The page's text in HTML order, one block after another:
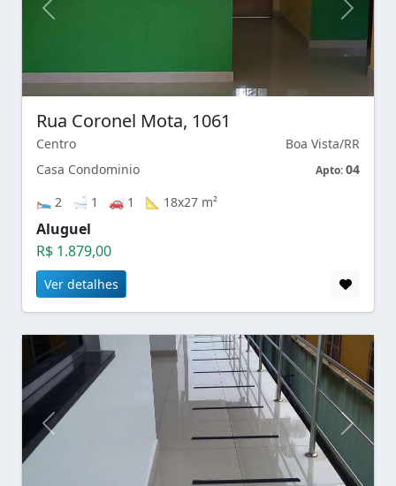
Rua Coronel Mota, 1061
Centro
Boa Vista/RR
Casa Condominio
Apto:04
🛌 2 🛁 1 🚗 1 📐 18x27 m²
Aluguel
R$ 1.879,00
Ver detalhes